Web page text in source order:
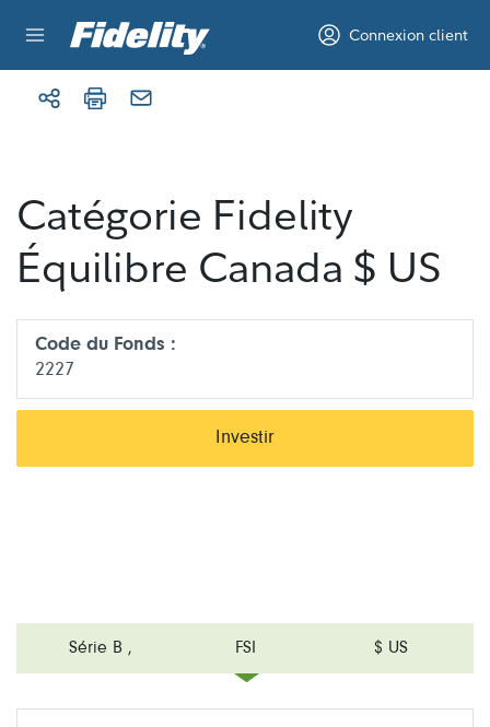
Connexion client
Catégorie Fidelity
Équilibre Canada $ US
Série B , FSI $ US
Code du Fonds :
2227
Investir